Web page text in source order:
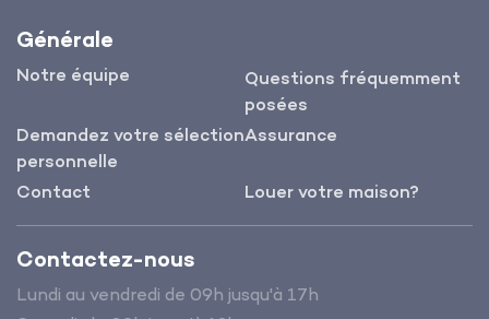
Générale
Notre équipe
Questions fréquemment
posées
Demandez votre sélection
personnelle
Assurance
Contact Louer votre maison?
Contactez-nous
Lundi au vendredi de 09h jusqu'à 17h